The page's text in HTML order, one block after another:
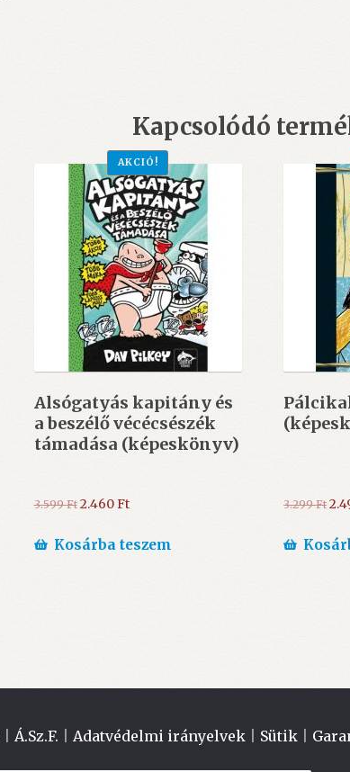
Kapcsolódó
Alsógatyás ​kapitány és
a beszélő vécécsészék
támadása (képeskönyv)
AKCIÓ!
3.599Ft Original
was:
2.460FtCurrent
is:
Kosárba teszem
3.299Ft
|Á.Sz.F. |Adatvédelmi irányelvek Sütik